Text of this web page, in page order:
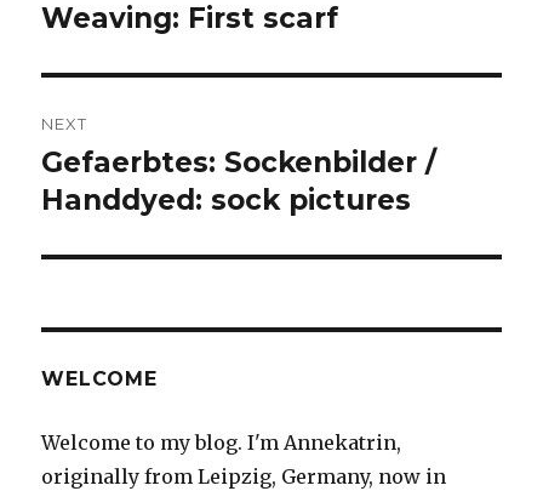
post:
Weaving: First scarf
NEXT
Next
post:
Gefaerbtes: Sockenbilder /
Handdyed: sock pictures
WELCOME
Welcome to my blog. I'm Annekatrin,
originally from Leipzig, Germany, now in